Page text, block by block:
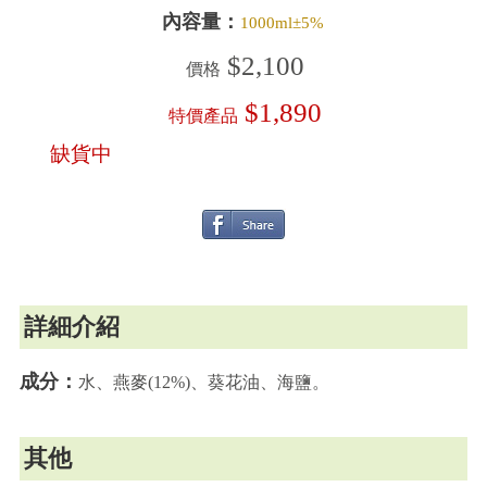
內容量： 1000ml±5%
價格 $2,100
特價產品 $1,890
缺貨中
詳細介紹
成分： 水、燕麥(12%)、葵花油、海鹽。
其他